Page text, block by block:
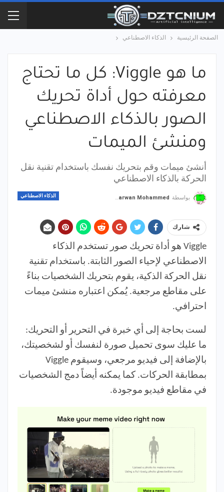
الصفحة الرئيسية الذكاء الاصطناعي
ما هو Viggle: كل ما تحتاج
معرفته حول أداة تحريك
الصور بالذكاء الاصطناعي
ومنشئ الميمات
أنشئ ميمات وقم بتحريك نفسك باستخدام تقنية نقل
الحركة بالذكاء الاصطناعي
الذكاء الاصطناعي بواسطة Marwan Mohammed
شارك
Viggle هو أداة تحريك صور تستخدم الذكاء
الاصطناعي لإحياء الصور الثابتة. باستخدام تقنية
نقل الحركة الذكية، يقوم بتحريك الشخصيات بناءً
على مقاطع مرجعية. يُمكن اعتباره منشئ ميمات
احترافي.
لست بحاجة إلى أي خبرة في التحرير أو التحريك:
ما عليك سوى تحميل صورة لنفسك أو لشخصيتك،
بالإضافة إلى فيديو مرجعي، وسيقوم Viggle
بمطابقة الحركات. كما يمكنه أيضاً دمج الشخصيات
في مقاطع فيديو موجودة.